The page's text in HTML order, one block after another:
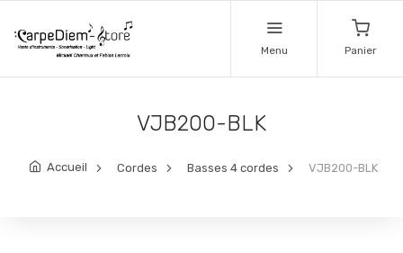
Menu Panier
VJB200-BLK
Accueil Cordes Basses 4 cordes VJB200-BLK